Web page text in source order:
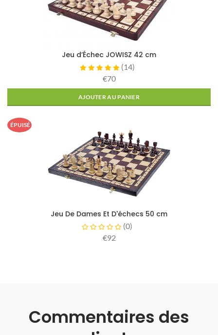
Jeu d’Échec JOWISZ 42 cm
(14)
€70
AJOUTER AU PANIER
ÉPUISÉ
Jeu De Dames Et D'échecs 50 cm
(0)
€92
Commentaires des